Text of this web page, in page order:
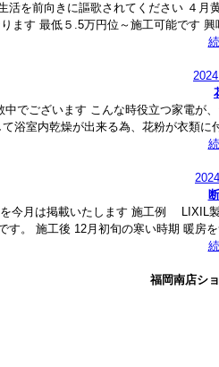
活を前向きに謳歌されてください ４
ります 最低５.5万円位～施工可能で
中でございます こんな時役立つ家
浴室内乾燥が出来る為、花粉が衣類
今月は掲載いたします 施工例
す。 施工後 12月初旬の寒い時期 暖
福岡南店シ